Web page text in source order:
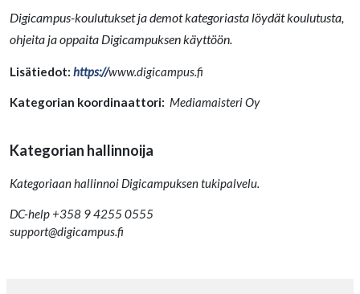
Digicampus-koulutukset ja demot kategoriasta löydät koulutusta,
ohjeita ja oppaita Digicampuksen käyttöön.
Lisätiedot: https://www.digicampus.fi
Kategorian koordinaattori: Mediamaisteri Oy
Kategorian hallinnoija
Kategoriaan hallinnoi Digicampuksen tukipalvelu.
DC-help +358 9 4255 0555
support@digicampus.fi